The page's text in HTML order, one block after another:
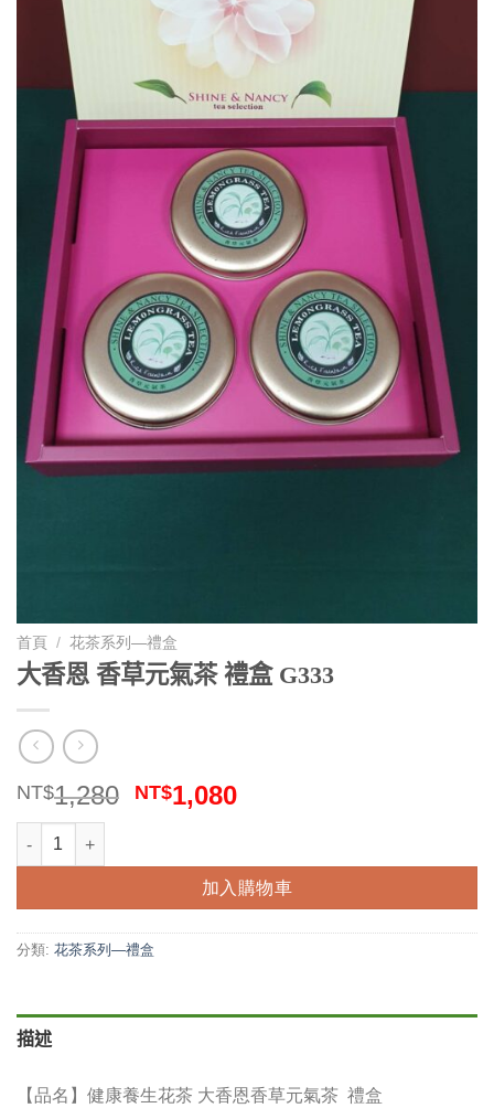
首頁 / 花茶系列—禮盒
大香恩 香草元氣茶 禮盒 G333
NT$1,280 原
格：
NT$1,280。
NT$1,080目
格：
NT$1,080。
大香恩 香草元氣茶 禮盒 G333 數量
加入購物車
分類: 花茶系列—禮盒
描述
【品名】健康養生花茶 大香恩香草元氣茶 禮盒